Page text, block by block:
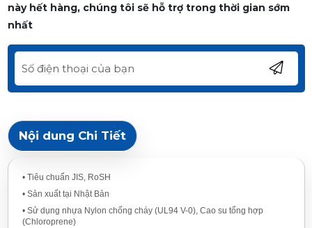
này hết hàng, chúng tôi sẽ hỗ trợ trong thời gian sớm
nhất
Nội dung Chi Tiết
• Tiêu chuẩn JIS, RoSH
• Sản xuất tại Nhật Bản
• Sử dụng nhựa Nylon chống cháy (UL94 V-0), Cao su tổng hợp
(Chloroprene)